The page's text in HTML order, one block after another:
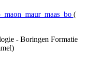
(
- Boringen Formatie